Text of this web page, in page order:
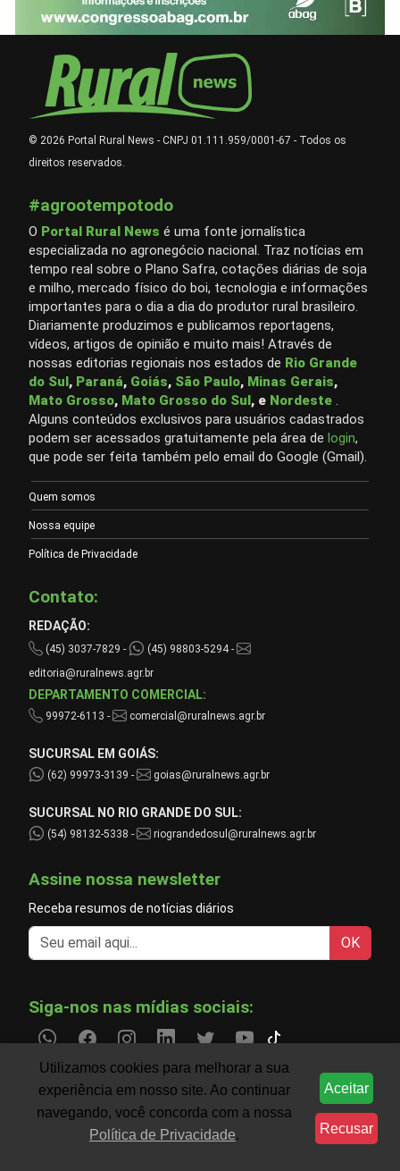
© 2026 Portal Rural News - CNPJ 01.111.959/0001-67 - Todos os
direitos reservados.
#agrootempotodo
O Portal Rural News é uma fonte jornalística
especializada no agronegócio nacional. Traz notícias em
tempo real sobre o Plano Safra, cotações diárias de soja
e milho, mercado físico do boi, tecnologia e informações
importantes para o dia a dia do produtor rural brasileiro.
Diariamente produzimos e publicamos reportagens,
vídeos, artigos de opinião e muito mais! Através de
nossas editorias regionais nos estados de Rio Grande
do Sul, Paraná, Goiás, São Paulo, Minas Gerais,
Mato Grosso, Mato Grosso do Sul, e Nordeste .
Alguns conteúdos exclusivos para usuários cadastrados
podem ser acessados gratuitamente pela área de login,
que pode ser feita também pelo email do Google (Gmail).
Quem somos
Nossa equipe
Política de Privacidade
Contato:
REDAÇÃO:
(45) 3037-7829 -
(45) 98803-5294 -
editoria@ruralnews.agr.br
DEPARTAMENTO COMERCIAL:
99972-6113 - comercial@ruralnews.agr.br
SUCURSAL EM GOIÁS:
(62) 99973-3139 - goias@ruralnews.agr.br
SUCURSAL NO RIO GRANDE DO SUL:
(54) 98132-5338 - riograndedosul@ruralnews.agr.br
Assine nossa newsletter
Receba resumos de notícias diários
OK
Siga-nos nas mídias sociais:
Utilizamos cookies para melhorar a sua
experiência em nosso site. Ao continuar
navegando, você concorda com a nossa
Política de Privacidade.
Aceitar
Recusar
CLIMA Informações do agronegócio temporariamente